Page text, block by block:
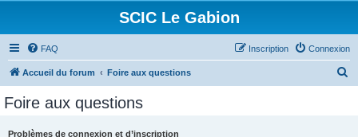
SCIC Le Gabion
FAQ Connexion
Inscription
Accueil du forum Foire aux questions
Foire aux questions
Problèmes de connexion et d’inscription